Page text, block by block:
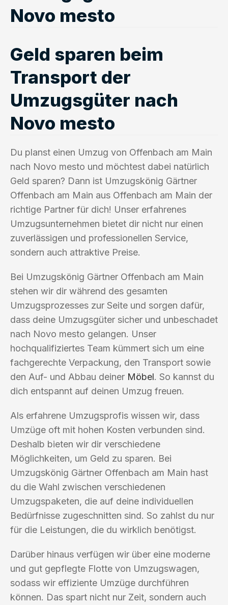
Novo mesto
Geld sparen beim
Transport der
Umzugsgüter nach
Novo mesto
Du planst einen Umzug von Offenbach am Main
nach Novo mesto und möchtest dabei natürlich
Geld sparen? Dann ist Umzugskönig Gärtner
Offenbach am Main aus Offenbach am Main der
richtige Partner für dich! Unser erfahrenes
Umzugsunternehmen bietet dir nicht nur einen
zuverlässigen und professionellen Service,
sondern auch attraktive Preise.
Bei Umzugskönig Gärtner Offenbach am Main
stehen wir dir während des gesamten
Umzugsprozesses zur Seite und sorgen dafür,
dass deine Umzugsgüter sicher und unbeschadet
nach Novo mesto gelangen. Unser
hochqualifiziertes Team kümmert sich um eine
fachgerechte Verpackung, den Transport sowie
den Auf- und Abbau deiner Möbel. So kannst du
dich entspannt auf deinen Umzug freuen.
Als erfahrene Umzugsprofis wissen wir, dass
Umzüge oft mit hohen Kosten verbunden sind.
Deshalb bieten wir dir verschiedene
Möglichkeiten, um Geld zu sparen. Bei
Umzugskönig Gärtner Offenbach am Main hast
du die Wahl zwischen verschiedenen
Umzugspaketen, die auf deine individuellen
Bedürfnisse zugeschnitten sind. So zahlst du nur
für die Leistungen, die du wirklich benötigst.
Darüber hinaus verfügen wir über eine moderne
und gut gepflegte Flotte von Umzugswagen,
sodass wir effiziente Umzüge durchführen
können. Das spart nicht nur Zeit, sondern auch